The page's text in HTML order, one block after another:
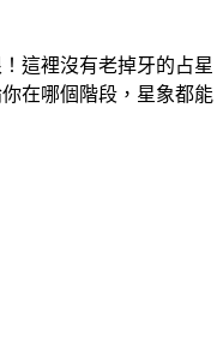
這裡沒有老掉牙的占星
在哪個階段，星象都能